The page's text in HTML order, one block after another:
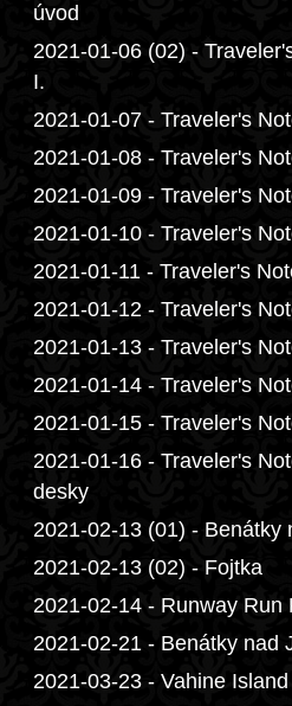
úvod
2021-01-06 (02) -
I.
2021-01-07 - Traveler's
2021-01-08 - Traveler's
2021-01-09 - Traveler's
2021-01-10 - Traveler's
2021-01-11 - Traveler's
2021-01-12 - Traveler's
2021-01-13 - Traveler's
2021-01-14 - Traveler's
2021-01-15 - Traveler's
2021-01-16 - Traveler's
desky
2021-02-13 (01) - Benátky
2021-02-13 (02) - Fojtka
2021-02-14 - Runway Run
2021-02-21 - Benátky nad
2021-03-23 - Vahine Island